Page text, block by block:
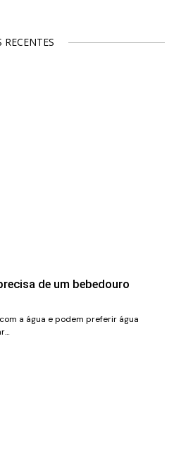
RECENTES
de um bebedouro
a água e podem preferir água